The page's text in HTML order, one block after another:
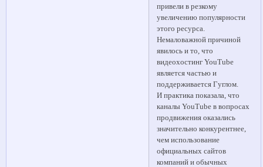
привели в резкому
увеличению популярности
этого ресурса.
Немаловажной причиной
явилось и то, что
видеохостинг YouTube
является частью и
поддерживается Гуглом.
И практика показала, что
каналы YouTube в вопросах
продвижения оказались
значительно конкурентнее,
чем использование
официальных сайтов
компаний и обычных